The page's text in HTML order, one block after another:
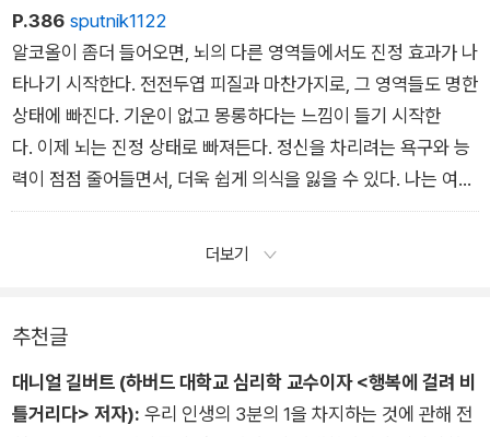
할 적극적인 개입 방법이 절실히, 그것도 빨리 필요하다.
야 할 멜라토닌을 억누르고 있던 제동장치는 전등의 강압 아
래 뇌 속에서 여전히 강하게 눌린 채로 남아 있다.
현대 실내 세계를 비추는 인공조명은 정상일 때 저녁에 멜라토닌
이 쇄도하면서 진행하라고 알리는 생물학적 시간의 전개를 중단
시킨다. 현대 인류에게서 잠은 저녁 활주로에서 이륙하는 시간
이 지연되어 있다. 본래는 수렵 채집인 부족에게서처럼, 오후 8~
10시의 어느시점에 일어났을 것이다. 따라서 현대 사회의 인공조
한 이점을 지니고 있었다. 하지만 뜻하지 않게 우리 자신의 수명
을 줄일수도 있다.
<낮>에 교차상핵과 의사소통을 하는 눈의 광수용체는 청색 스
펙트럼에 속한 짧은 파장의 빛에 가장 민감하다. 청색 LED도 바
로그 파장에서 가장 강하게 빛을 발한다. 그 결과 저녁의 청색 LE
D 조명은 밝기가 같은 기존 백열전구의 따뜻하고 노란빛보
다 두 배나 더 야간 멜라토닌을 억제하는 해로운 영향을 미친다.
어 10센티미터 앞에 갖다 대고서 보기도 한다. 최근 미국인 성인
분 이내까지도 휴대용 전자기기를 으레 사용한다고 답했다. 그
런 행동은 우리의 멜라토닌 분비, 따라서 잠이 드는 능력에 지대
P.386 sputnik1122
알코올이 좀더 들어오면, 뇌의 다른 영역들에서도 진정 효과가 나
타나기 시작한다. 전전두엽 피질과 마찬가지로, 그 영역들도 명한
상태에 빠진다. 기운이 없고 몽롱하다는 느낌이 들기 시작한
다. 이제 뇌는 진정 상태로 빠져든다. 정신을 차리려는 욕구와 능
력이 점점 줄어들면서, 더욱 쉽게 의식을 잃을 수 있다. 나는 여기
서 일부러<잠>이라는 용어를 피하는 중이다. 진정 상태는 잠
이 아니기 때문이다. 알코올은 우리를 진정시켜서 각성 상태에
의 가벼운 형태와 비슷하다.
하지만 밤술이 잠에 미치는 효과야말로 최악이다. 알코올은 인위
적인 진정 작용을 일으키는 차원을 넘어서, 추가로 두 가지 방식
으로 잠을 엉망으로 만든다.
더보기
추천글
대니얼 길버트 (하버드 대학교 심리학 교수이자 <행복에 걸려 비
틀거리다> 저자): 우리 인생의 3분의 1을 차지하는 것에 관해 전